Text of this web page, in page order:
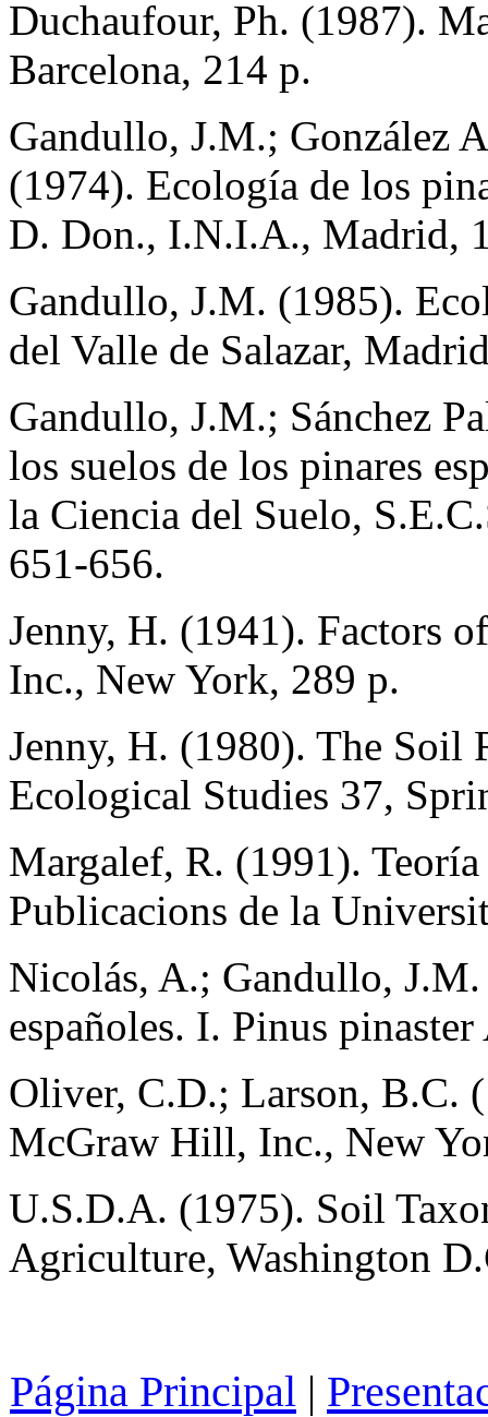
Duchaufour, Ph. (1987).
Barcelona, 214 p.
Gandullo, J.M.; González
(1974). Ecología de los
D. Don., I.N.I.A., Madrid,
Gandullo, J.M. (1985).
del Valle de Salazar,
Gandullo, J.M.; Sánchez
los suelos de los pinares
la Ciencia del Suelo,
651-656.
Jenny, H. (1941). Factors
Inc., New York, 289 p.
Jenny, H. (1980). The Soil
Ecological Studies 37,
Margalef, R. (1991).
Publicacions de la
Nicolás, A.; Gandullo,
españoles. I. Pinus
Oliver, C.D.; Larson, B.C.
McGraw Hill, Inc., New
U.S.D.A. (1975). Soil
Agriculture, Washington
Página Principal |